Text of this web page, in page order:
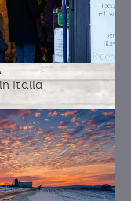
Italia